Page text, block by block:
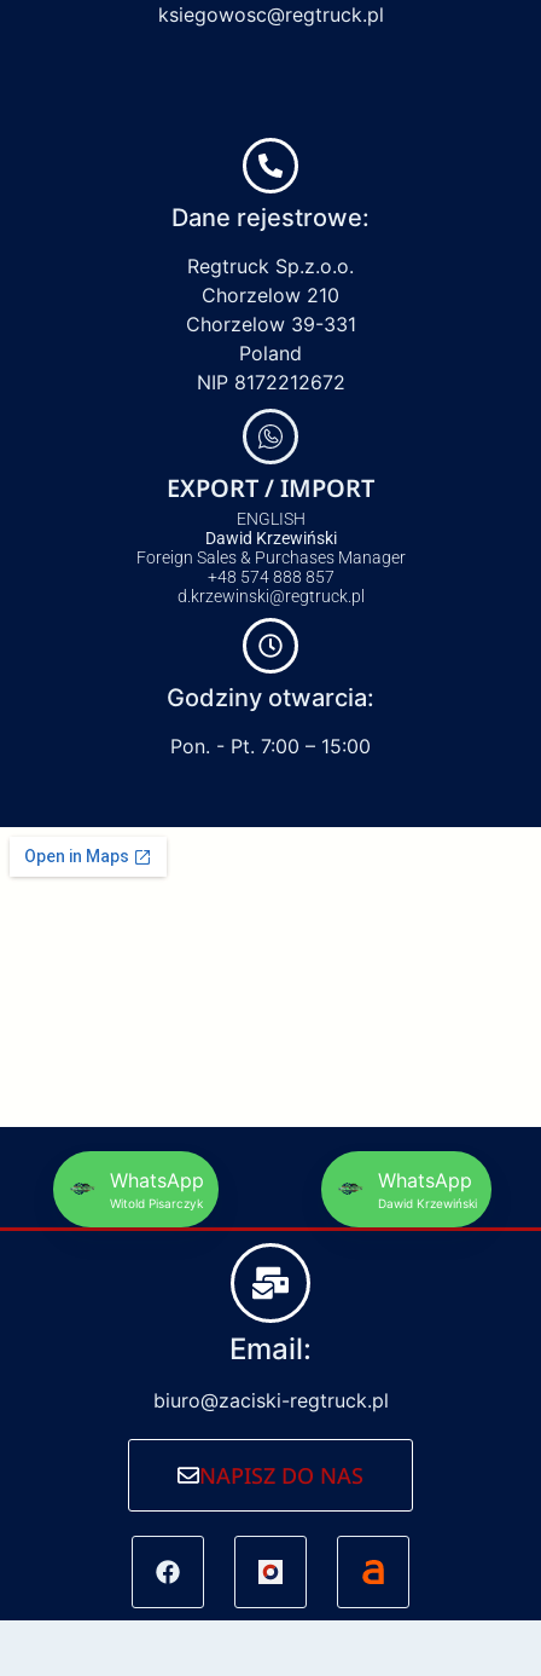
ksiegowosc@regtruck.pl
Dane rejestrowe:
Regtruck Sp.z.o.o.
Chorzelow 210
Chorzelow 39-331
Poland
NIP 8172212672
EXPORT / IMPORT
ENGLISH
Dawid Krzewiński
Foreign Sales & Purchases Manager
+48 574 888 857
d.krzewinski@regtruck.pl
Godziny otwarcia:
Pon. - Pt. 7:00 – 15:00
WhatsApp
Witold Pisarczyk
WhatsApp
Dawid Krzewiński
Email:
biuro@zaciski-regtruck.pl
NAPISZ DO NAS